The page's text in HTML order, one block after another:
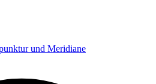
und Meridiane